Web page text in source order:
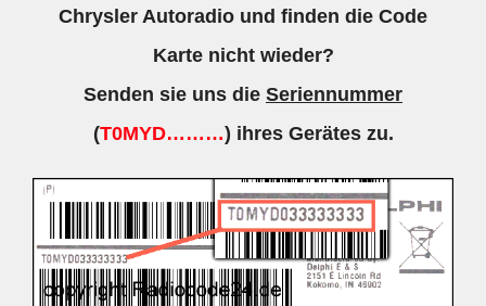
Chrysler Autoradio und finden die Code
Karte nicht wieder?
Senden sie uns die Seriennummer
(T0MYD………) ihres Gerätes zu.